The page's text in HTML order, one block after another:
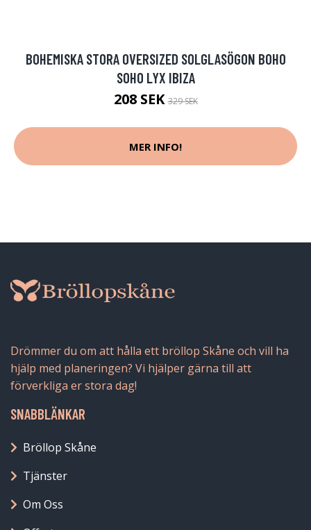
BOHEMISKA STORA OVERSIZED SOLGLASÖGON BOHO
SOHO LYX IBIZA
208 SEK329 SEK
MER INFO!
Drömmer du om att hålla ett bröllop Skåne och vill ha
hjälp med planeringen? Vi hjälper gärna till att
förverkliga er stora dag!
SNABBLÄNKAR
Bröllop Skåne
Tjänster
Om Oss